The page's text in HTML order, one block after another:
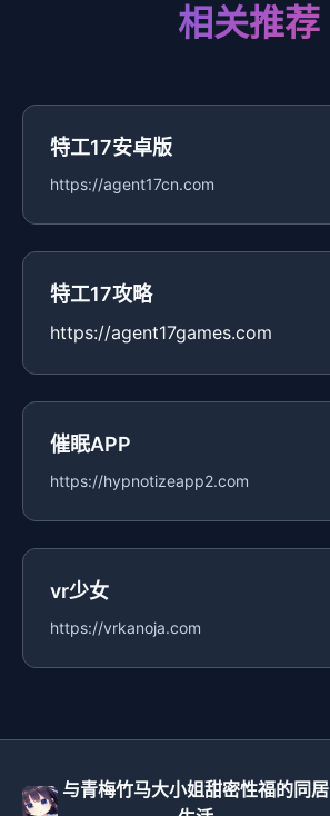
相关推荐
特工17安卓版
https://agent17cn.com
特工17攻略
https://agent17games.com
催眠APP
https://hypnotizeapp2.com
vr少女
https://vrkanoja.com
与青梅竹马大小姐甜密性福的同居